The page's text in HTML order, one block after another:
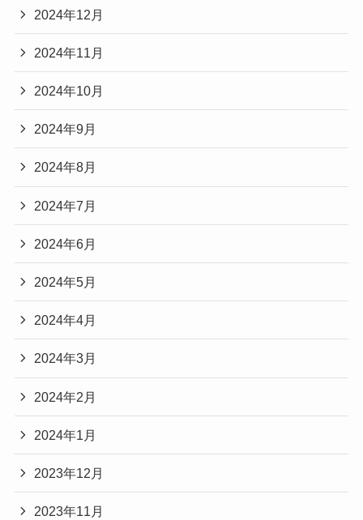
2024年12月
2024年11月
2024年10月
2024年9月
2024年8月
2024年7月
2024年6月
2024年5月
2024年4月
2024年3月
2024年2月
2024年1月
2023年12月
2023年11月